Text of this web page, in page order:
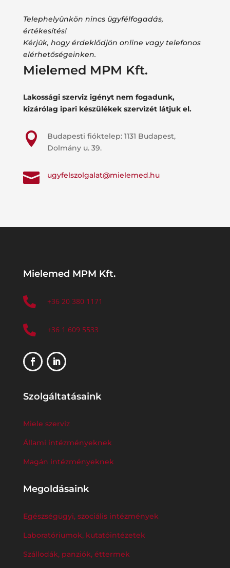
Telephelyünkön nincs ügyfélfogadás,
értékesítés!
Kérjük, hogy érdeklődjön online vagy telefonos
elérhetőségeinken.
Mielemed MPM Kft.
Lakossági szerviz igényt nem fogadunk,
kizárólag ipari készülékek szervizét látjuk el.

Budapesti fióktelep: 1131 Budapest,
Dolmány u. 39.
 ugyfelszolgalat@mielemed.hu
Mielemed MPM Kft.
 +36 20 380 1171
 +36 1 609 5533
Szolgáltatásaink
Miele szerviz
Állami intézményeknek
Magán intézményeknek
Megoldásaink
Egészségügyi, szociális intézmények
Laboratóriumok, kutatóintézetek
Szállodák, panziók, éttermek